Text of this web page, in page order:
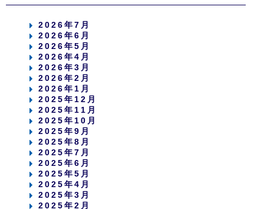
2026年7月
2026年6月
2026年5月
2026年4月
2026年3月
2026年2月
2026年1月
2025年12月
2025年11月
2025年10月
2025年9月
2025年8月
2025年7月
2025年6月
2025年5月
2025年4月
2025年3月
2025年2月